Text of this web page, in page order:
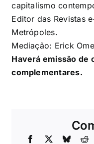
capitalismo
Editor das Revistas
Metrópoles.
Mediação: Erick
Haverá emissão de
complementares.